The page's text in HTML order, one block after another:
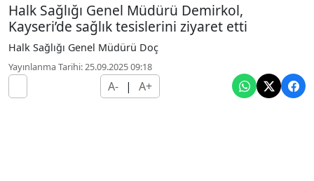
Halk Sağlığı Genel Müdürü Demirkol,
Kayseri’de sağlık tesislerini ziyaret etti
Halk Sağlığı Genel Müdürü Doç
Yayınlanma Tarihi: 25.09.2025 09:18
A- | A+